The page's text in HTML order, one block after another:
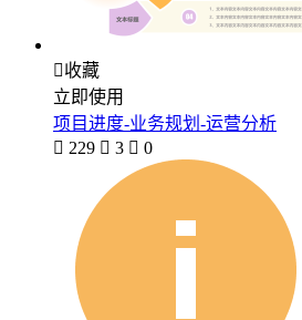
收藏
立即使用
项目进度-业务规划-运营分析
 229  3  0